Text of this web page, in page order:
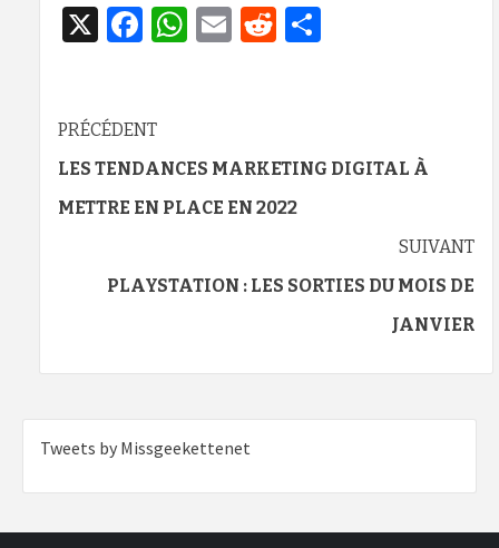
X Facebook
WhatsApp
EmailReddit
Navigation
d’article
PRÉCÉDENT
LES TENDANCES MARKETING DIGITAL À
METTRE EN PLACE EN 2022
SUIVANT
PLAYSTATION : LES SORTIES DU MOIS DE
JANVIER
Tweets by Missgeekettenet